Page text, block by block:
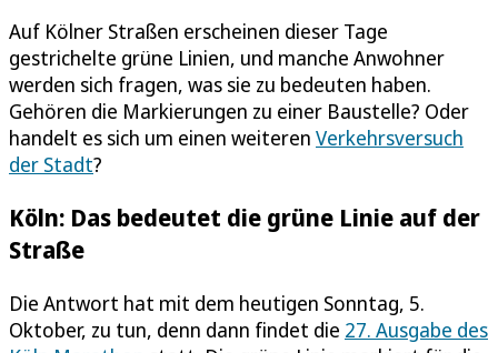
Auf Kölner Straßen erscheinen dieser Tage
gestrichelte grüne Linien, und manche Anwohner
werden sich fragen, was sie zu bedeuten haben.
Gehören die Markierungen zu einer Baustelle? Oder
handelt es sich um einen weiteren Verkehrsversuch
der Stadt?
Köln: Das bedeutet die grüne Linie auf der
Straße
Die Antwort hat mit dem heutigen Sonntag, 5.
Oktober, zu tun, denn dann findet die 27. Ausgabe des